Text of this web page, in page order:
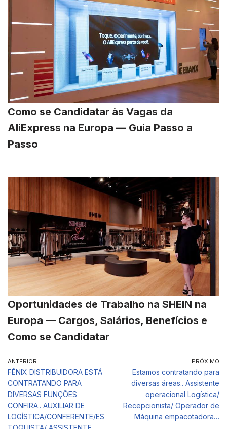
Como se Candidatar às Vagas da
AliExpress na Europa — Guia Passo a
Passo
Oportunidades de Trabalho na SHEIN na
Europa — Cargos, Salários, Benefícios e
Como se Candidatar
ANTERIOR
FÊNIX DISTRIBUIDORA ESTÁ
CONTRATANDO PARA
DIVERSAS FUNÇÕES
CONFIRA.. AUXILIAR DE
LOGÍSTICA/CONFERENTE/ES
PRÓXIMO
Estamos contratando para
diversas áreas.. Assistente
operacional Logística/
Recepcionista/ Operador de
Máquina empacotadora…